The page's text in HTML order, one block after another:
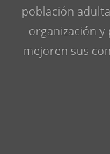
población
organización
mejoren sus